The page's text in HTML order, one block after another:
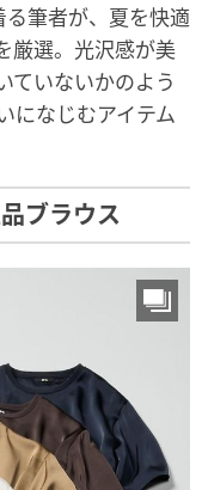
筆者が、夏を快適
厳選。光沢感が美
ていないかのよう
になじむアイテム
ブラウス